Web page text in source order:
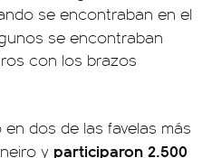
se encontraban en el
se encontraban
con los brazos
dos de las favelas más
y participaron 2.500